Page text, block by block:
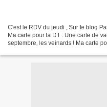
C'est le RDV du jeudi , Sur le blog
Ma carte pour la DT : Une carte de
septembre, les veinards ! Ma carte